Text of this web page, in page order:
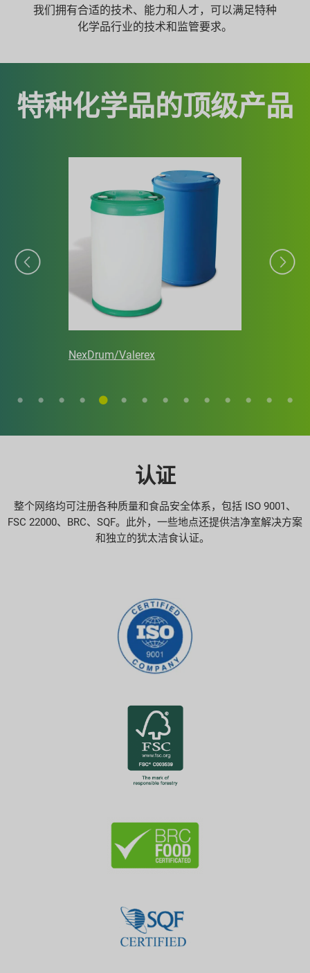
我们拥有合适的技术、能力和人才，可以满足特种
化学品行业的技术和监管要求。
特种化学品的顶级产品
NexDrum/Valerex
认证
整个网络均可注册各种质量和食品安全体系，包括 ISO 9001、
FSC 22000、BRC、SQF。此外，一些地点还提供洁净室解决方案
和独立的犹太洁食认证。